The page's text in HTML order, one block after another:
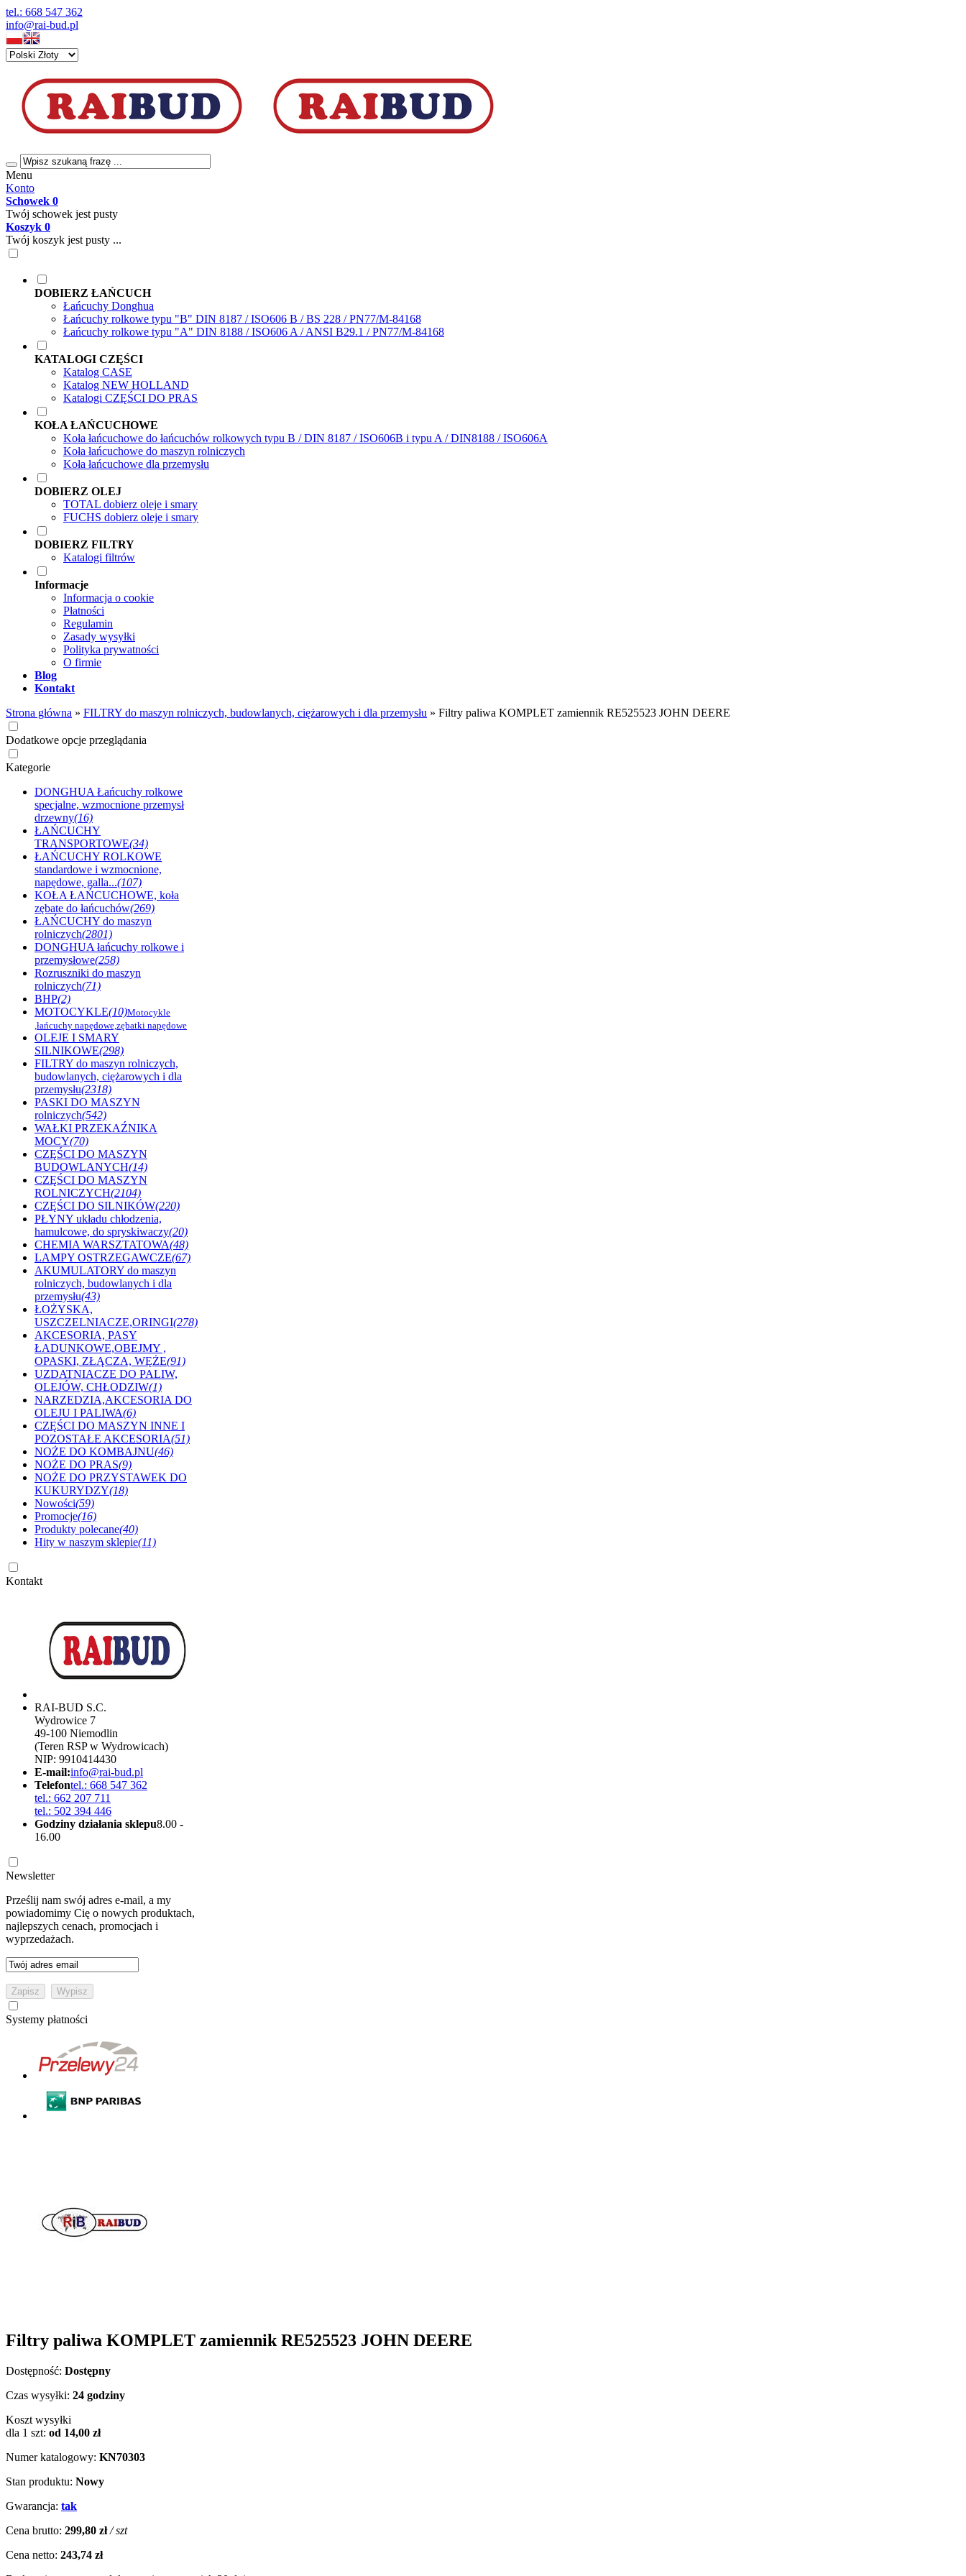
tel.: 668 547 362
info@rai-bud.pl
Menu
Konto
Schowek 0
Twój schowek jest pusty
Koszyk 0
Twój koszyk jest pusty ...
DOBIERZ ŁAŃCUCH
Łańcuchy Donghua
Łańcuchy rolkowe typu "B" DIN 8187 / ISO606 B / BS 228 / PN77/M-84168
Łańcuchy rolkowe typu "A" DIN 8188 / ISO606 A / ANSI B29.1 / PN77/M-84168
KATALOGI CZĘŚCI
Katalog CASE
Katalog NEW HOLLAND
Katalogi CZĘŚCI DO PRAS
KOŁA ŁAŃCUCHOWE
Koła łańcuchowe do łańcuchów rolkowych typu B / DIN 8187 / ISO606B i typu A / DIN8188 / ISO606A
Koła łańcuchowe do maszyn rolniczych
Koła łańcuchowe dla przemysłu
DOBIERZ OLEJ
TOTAL dobierz oleje i smary
FUCHS dobierz oleje i smary
DOBIERZ FILTRY
Katalogi filtrów
Informacje
Informacja o cookie
Płatności
Regulamin
Zasady wysyłki
Polityka prywatności
O firmie
Blog
Kontakt
Strona główna » FILTRY do maszyn rolniczych, budowlanych, ciężarowych i dla przemysłu » Filtry paliwa KOMPLET zamiennik RE525523 JOHN DEERE
Dodatkowe opcje przeglądania
Kategorie
DONGHUA Łańcuchy rolkowe
specjalne, wzmocnione przemysł
drzewny(16)
ŁAŃCUCHY
TRANSPORTOWE(34)
ŁAŃCUCHY ROLKOWE
standardowe i wzmocnione,
napędowe, galla...(107)
KOŁA ŁAŃCUCHOWE, koła
zębate do łańcuchów(269)
ŁAŃCUCHY do maszyn
rolniczych(2801)
DONGHUA łańcuchy rolkowe i
przemysłowe(258)
Rozruszniki do maszyn
rolniczych(71)
BHP(2)
MOTOCYKLE(10)Motocykle
,łańcuchy napędowe,zębatki napędowe
OLEJE I SMARY
SILNIKOWE(298)
FILTRY do maszyn rolniczych,
budowlanych, ciężarowych i dla
przemysłu(2318)
PASKI DO MASZYN
rolniczych(542)
WAŁKI PRZEKAŹNIKA
MOCY(70)
CZĘŚCI DO MASZYN
BUDOWLANYCH(14)
CZĘŚCI DO MASZYN
ROLNICZYCH(2104)
CZĘŚCI DO SILNIKÓW(220)
PŁYNY układu chłodzenia,
hamulcowe, do spryskiwaczy(20)
CHEMIA WARSZTATOWA(48)
LAMPY OSTRZEGAWCZE(67)
AKUMULATORY do maszyn
rolniczych, budowlanych i dla
przemysłu(43)
ŁOŻYSKA,
USZCZELNIACZE,ORINGI(278)
AKCESORIA, PASY
ŁADUNKOWE,OBEJMY ,
OPASKI, ZŁĄCZA, WĘŻE(91)
UZDATNIACZE DO PALIW,
OLEJÓW, CHŁODZIW(1)
NARZEDZIA,AKCESORIA DO
OLEJU I PALIWA(6)
CZĘŚCI DO MASZYN INNE I
POZOSTAŁE AKCESORIA(51)
NOŻE DO KOMBAJNU(46)
NOŻE DO PRAS(9)
NOŻE DO PRZYSTAWEK DO
KUKURYDZY(18)
Nowości(59)
Promocje(16)
Produkty polecane(40)
Hity w naszym sklepie(11)
Kontakt
RAI-BUD S.C.
Wydrowice 7
49-100 Niemodlin
(Teren RSP w Wydrowicach)
NIP: 9910414430
E-mail:info@rai-bud.pl
Telefontel.: 668 547 362
tel.: 662 207 711
tel.: 502 394 446
Godziny działania sklepu8.00 -
16.00
Newsletter
Prześlij nam swój adres e-mail, a my
powiadomimy Cię o nowych produktach,
najlepszych cenach, promocjach i
wyprzedażach.
Systemy płatności
Filtry paliwa KOMPLET zamiennik RE525523 JOHN DEERE
Dostępność: Dostępny
Czas wysyłki: 24 godziny
Koszt wysyłki
dla 1 szt: od 14,00 zł
Numer katalogowy: KN70303
Stan produktu: Nowy
Gwarancja: tak
Cena brutto: 299,80 zł / szt
Cena netto: 243,74 zł